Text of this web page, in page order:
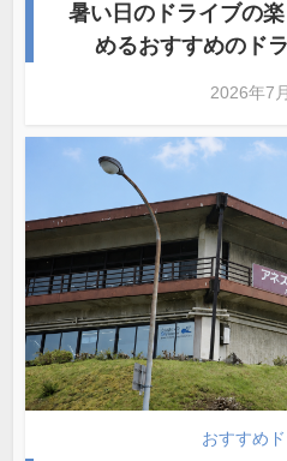
暑い日のドライブの
めるおすすめのド
2026年7
おすすめ